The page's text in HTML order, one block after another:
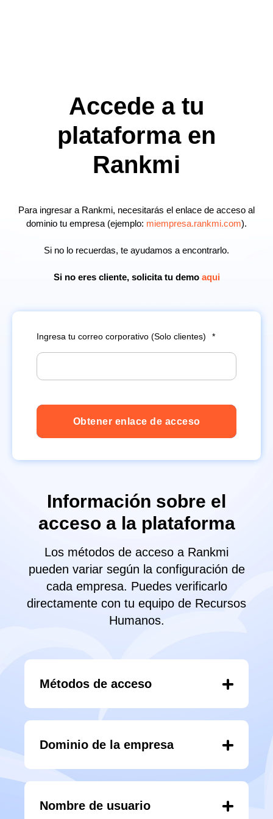
Accede a tu
plataforma en
Rankmi
Para ingresar a Rankmi, necesitarás el enlace de acceso al
dominio tu empresa (ejemplo: miempresa.rankmi.com).
Si no lo recuerdas, te ayudamos a encontrarlo.
Si no eres cliente, solicita tu demo aqui
Ingresa tu correo corporativo (Solo clientes) *
Información sobre el
acceso a la plataforma
Los métodos de acceso a Rankmi
pueden variar según la configuración de
cada empresa. Puedes verificarlo
directamente con tu equipo de Recursos
Humanos.
Métodos de acceso
Dominio de la empresa
Nombre de usuario